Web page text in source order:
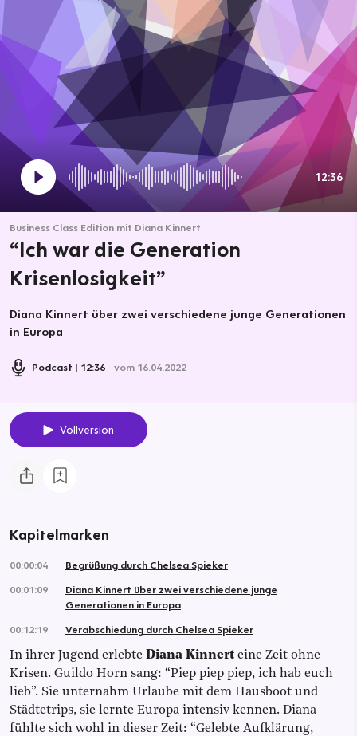
12:36
Business Class Edition mit Diana Kinnert
“Ich war die Generation
Krisenlosigkeit”
Diana Kinnert über zwei verschiedene junge Generationen
in Europa
Podcast 12:36 vom 16.04.2022
Vollversion
Kapitelmarken
00:00:04
Begrüßung durch Chelsea Spieker
00:01:09
Diana Kinnert über zwei verschiedene junge
Generationen in Europa
00:12:19
Verabschiedung durch Chelsea Spieker
In ihrer Jugend erlebte Diana Kinnert eine Zeit ohne
Krisen. Guildo Horn sang: “Piep piep piep, ich hab euch
lieb”. Sie unternahm Urlaube mit dem Hausboot und
Städtetrips, sie lernte Europa intensiv kennen. Diana
fühlte sich wohl in dieser Zeit: “Gelebte Aufklärung,